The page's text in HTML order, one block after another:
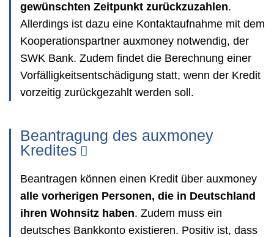
gewünschten Zeitpunkt zurückzuzahlen.
Allerdings ist dazu eine Kontaktaufnahme mit dem
Kooperationspartner auxmoney notwendig, der
SWK Bank. Zudem findet die Berechnung einer
Vorfälligkeitsentschädigung statt, wenn der Kredit
vorzeitig zurückgezahlt werden soll.
Beantragung des auxmoney
Kredites
Beantragen können einen Kredit über auxmoney
alle vorherigen Personen, die in Deutschland
ihren Wohnsitz haben. Zudem muss ein
deutsches Bankkonto existieren. Positiv ist, dass